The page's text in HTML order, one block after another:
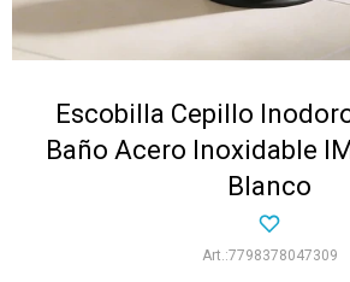
Escobilla Cepillo
Baño Acero Inoxidable
Blanco
7798378047309